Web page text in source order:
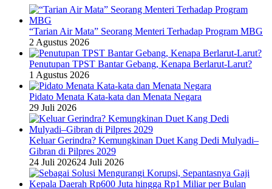
“Tarian Air Mata” Seorang Menteri Terhadap Program MBG
2 Agustus 2026
Penutupan TPST Bantar Gebang, Kenapa Berlarut-Larut?
1 Agustus 2026
Pidato Menata Kata-kata dan Menata Negara
29 Juli 2026
Keluar Gerindra? Kemungkinan Duet Kang Dedi Mulyadi–
Gibran di Pilpres 2029
24 Juli 202624 Juli 2026